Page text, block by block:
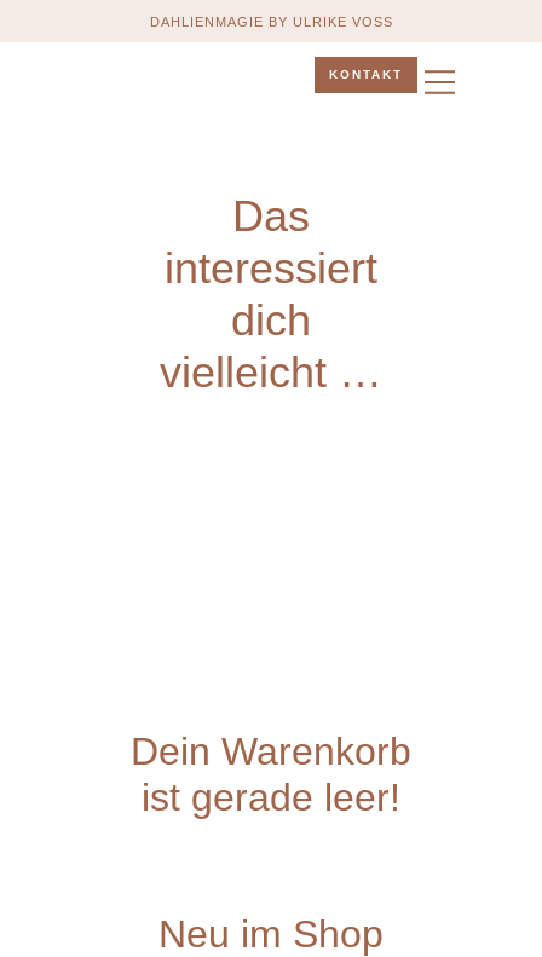
DAHLIENMAGIE BY ULRIKE VOSS
KONTAKT
Das
interessiert
dich
vielleicht …
Dein Warenkorb
ist gerade leer!
Neu im Shop